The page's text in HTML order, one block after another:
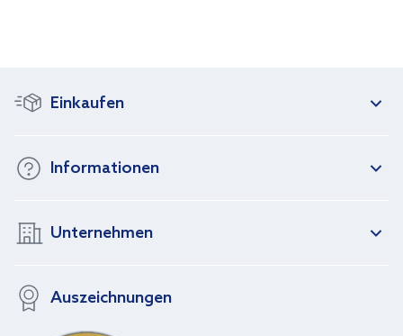
Einkaufen
Informationen
Unternehmen
Auszeichnungen